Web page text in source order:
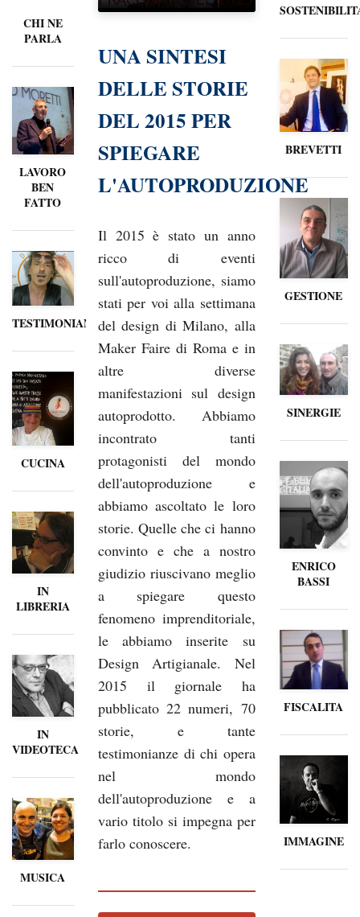
CHI NE
PARLA
LAVORO
BEN
FATTO
TESTIMONIANZE
CUCINA
IN
LIBRERIA
IN
VIDEOTECA
MUSICA
UNA SINTESI
DELLE STORIE
DEL 2015 PER
SPIEGARE
L'AUTOPRODUZIONE
Il 2015 è stato un anno
ricco di eventi
sull'autoproduzione, siamo
stati per voi alla settimana
del design di Milano, alla
Maker Faire di Roma e in
altre diverse
manifestazioni sul design
autoprodotto. Abbiamo
incontrato tanti
protagonisti del mondo
dell'autoproduzione e
abbiamo ascoltato le loro
storie. Quelle che ci hanno
convinto e che a nostro
giudizio riuscivano meglio
a spiegare questo
fenomeno imprenditoriale,
le abbiamo inserite su
Design Artigianale. Nel
2015 il giornale ha
pubblicato 22 numeri, 70
storie, e tante
testimonianze di chi opera
nel mondo
dell'autoproduzione e a
vario titolo si impegna per
farlo conoscere.
BREVETTI
GESTIONE
SINERGIE
ENRICO
BASSI
FISCALITA
IMMAGINE